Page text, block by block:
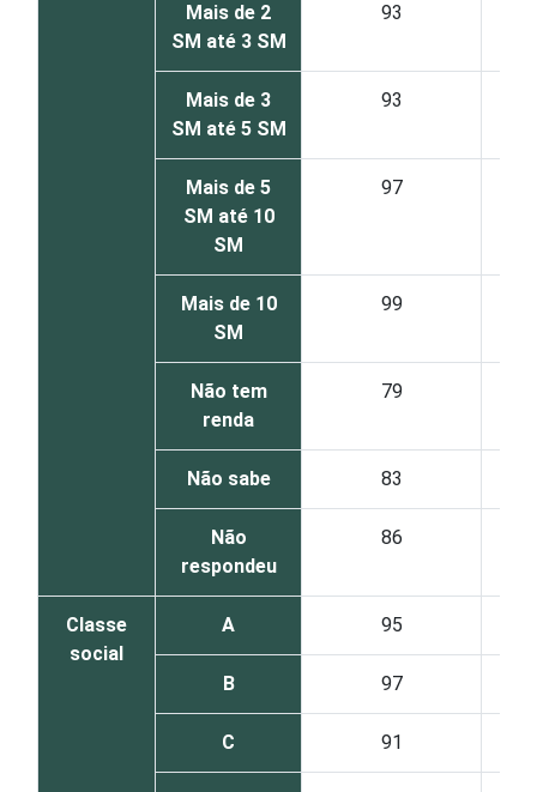
Mais de 2
SM até 3 SM
93
Mais de 3
SM até 5 SM
93
Mais de 5
SM até 10
SM
97
Mais de 10
SM
99
Não tem
renda
79
Não sabe 83
Não
respondeu
86
Classe
social
A 95
B 97
C 91